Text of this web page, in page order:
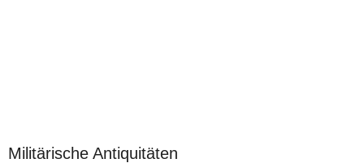
Militärische Antiquitäten